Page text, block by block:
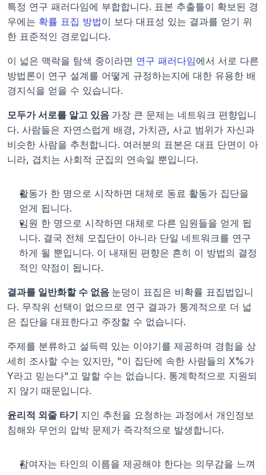
특정 연구 패러다임에 부합합니다. 표본 추출틀이 확보된 경
우에는 확률 표집 방법이 보다 대표성 있는 결과를 얻기 위
한 표준적인 경로입니다.
이 넓은 맥락을 탐색 중이라면 연구 패러다임에서 서로 다른
방법론이 연구 설계를 어떻게 규정하는지에 대한 유용한 배
경지식을 얻을 수 있습니다.
모두가 서로를 알고 있음 가장 큰 문제는 네트워크 편향입니
다. 사람들은 자연스럽게 배경, 가치관, 사교 범위가 자신과
비슷한 사람을 추천합니다. 여러분의 표본은 대표 단면이 아
니라, 겹치는 사회적 군집의 연속일 뿐입니다.
활동가 한 명으로 시작하면 대체로 동료 활동가 집단을
얻게 됩니다.
임원 한 명으로 시작하면 대체로 다른 임원들을 얻게 됩
니다. 결국 전체 모집단이 아니라 단일 네트워크를 연구
하게 될 뿐입니다. 이 내재된 편향은 흔히 이 방법의 결정
적인 약점이 됩니다.
결과를 일반화할 수 없음 눈덩이 표집은 비확률 표집법입니
다. 무작위 선택이 없으므로 연구 결과가 통계적으로 더 넓
은 집단을 대표한다고 주장할 수 없습니다.
주제를 분류하고 설득력 있는 이야기를 제공하며 경험을 상
세히 조사할 수는 있지만, "이 집단에 속한 사람들의 X%가
Y라고 믿는다"고 말할 수는 없습니다. 통계학적으로 지원되
지 않기 때문입니다.
윤리적 외줄 타기 지인 추천을 요청하는 과정에서 개인정보
침해와 무언의 압박 문제가 즉각적으로 발생합니다.
참여자는 타인의 이름을 제공해야 한다는 의무감을 느껴